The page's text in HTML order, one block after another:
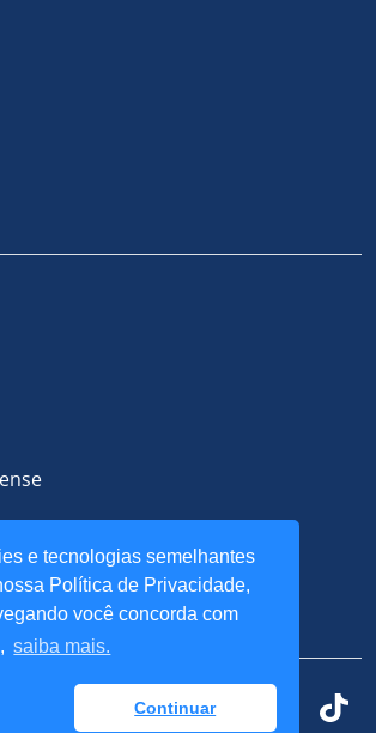
e tecnologias semelhantes
Política de Privacidade,
você concorda com
saiba mais.
Continuar
e Cookies